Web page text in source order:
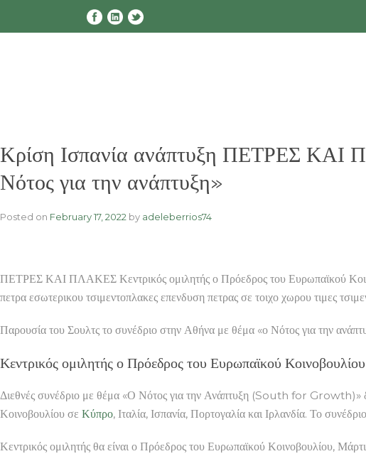
Κρίση Ισπανία ανάπτυξη ΠΕΤΡΕΣ ΚΑΙ
Νότος για την ανάπτυξη»
Posted on February 17, 2022 by adeleberrios74
ΠΕΤΡΕΣ ΚΑΙ ΠΛΑΚΕΣ Κεντρικός ομιλητής ο Πρόεδρος του Ευρωπαϊκού
πετρα εσωτερικου τσιμεντοπλακες επενδυση πετρας σε τοιχο χωρου τιμες
Παρουσία του Σουλτς το συνέδριο στην Αθήνα με θέμα «ο Νότος για την
Κεντρικός ομιλητής ο Πρόεδρος του Ευρωπαϊκού
Διεθνές συνέδριο με θέμα «Ο Νότος για την Ανάπτυξη (South for Growth)»
Κοινοβουλίου σε Κύπρο, Ιταλία, Ισπανία, Πορτογαλία και Ιρλανδία. Το
Κεντρικός ομιλητής θα είναι ο Πρόεδρος του Ευρωπαϊκού Κοινοβουλίου,